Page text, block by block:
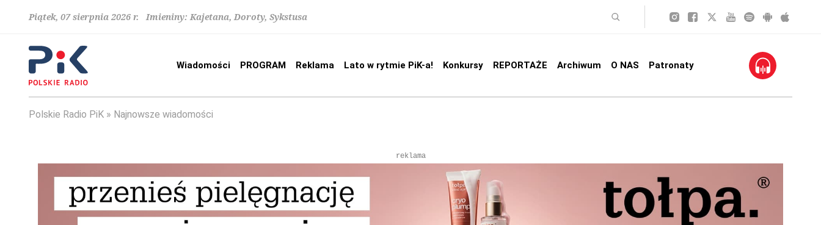
Piątek, 07 sierpnia 2026 r. Imieniny: Kajetana, Doroty, Sykstusa
Wiadomości PROGRAM Reklama Lato w rytmie PiK-a! Konkursy REPORTAŻE Archiwum O NAS Patronaty
Polskie Radio PiK Najnowsze wiadomości
reklama